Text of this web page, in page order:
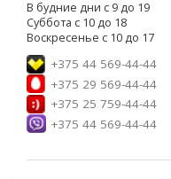
В будние дни с 9 до 19
Суббота с 10 до 18
Воскресенье с 10 до 17
+375 44 569-44-44
+375 29 569-44-44
+375 25 759-44-44
+375 44 569-44-44